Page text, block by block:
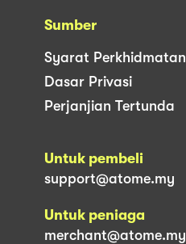
Sumber
Syarat Perkhidmatan
Dasar Privasi
Perjanjian Tertunda
Untuk pembeli
support@atome.my
Untuk peniaga
merchant@atome.my